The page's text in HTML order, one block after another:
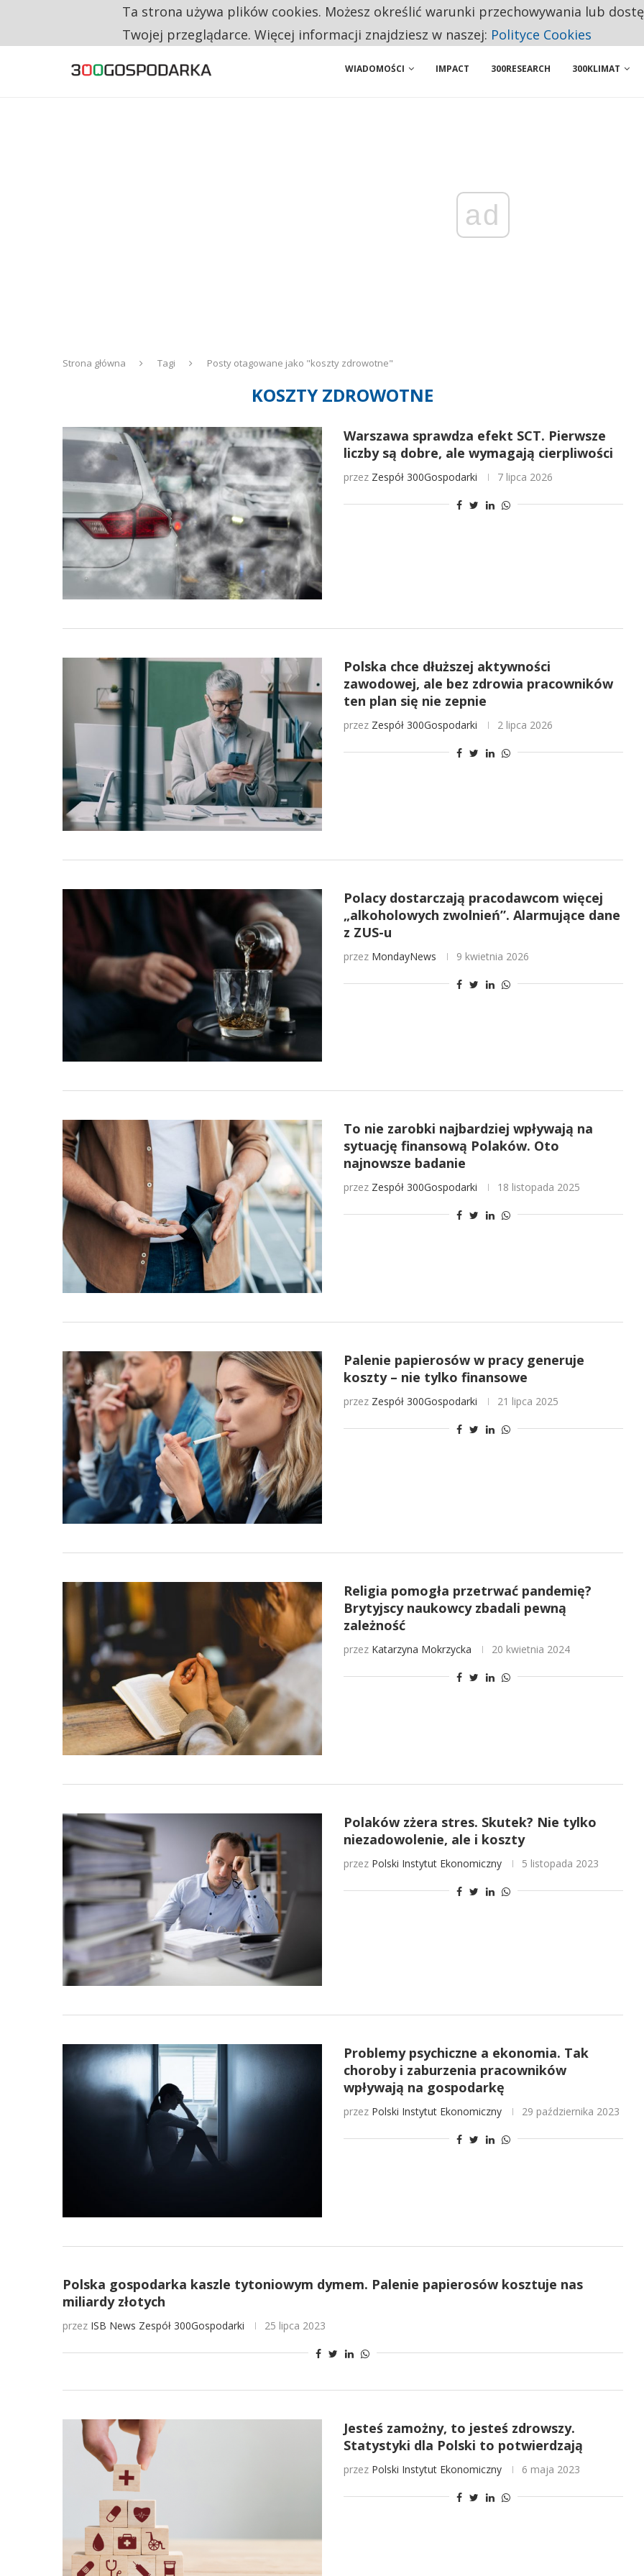
TRZECH NA CZTERECH PONOWNIE ZAŁOŻYŁOBY WŁASNĄ FIRMĘ. INNYM JUŻ TAK ŁATWO JEJ NIE POLECAJĄ
RESTRYKCJE CHIN UDERZAJĄ W EUROPEJSKI PRZEMYSŁ. NA LIŚCIE SĄ DWA PODMIOTY Z POLSKI
WIADOMOŚCI
IMPACT 300RESEARCH 300KLIMAT
ad
Strona główna Tagi Posty otagowane jako "koszty zdrowotne"
KOSZTY ZDROWOTNE
Warszawa sprawdza efekt SCT. Pierwsze
liczby są dobre, ale wymagają cierpliwości
przez Zespół 300Gospodarki 7 lipca 2026
Polska chce dłuższej aktywności
zawodowej, ale bez zdrowia pracowników
ten plan się nie zepnie
przez Zespół 300Gospodarki 2 lipca 2026
Polacy dostarczają pracodawcom więcej
„alkoholowych zwolnień”. Alarmujące dane
z ZUS-u
przez MondayNews 9 kwietnia 2026
To nie zarobki najbardziej wpływają na
sytuację finansową Polaków. Oto
najnowsze badanie
przez Zespół 300Gospodarki 18 listopada 2025
Palenie papierosów w pracy generuje
koszty – nie tylko finansowe
przez Zespół 300Gospodarki 21 lipca 2025
Religia pomogła przetrwać pandemię?
Brytyjscy naukowcy zbadali pewną
zależność
przez Katarzyna Mokrzycka 20 kwietnia 2024
Polaków zżera stres. Skutek? Nie tylko
niezadowolenie, ale i koszty
przez Polski Instytut Ekonomiczny 5 listopada 2023
Problemy psychiczne a ekonomia. Tak
choroby i zaburzenia pracowników
wpływają na gospodarkę
przez Polski Instytut Ekonomiczny 29 października 2023
Polska gospodarka kaszle tytoniowym dymem. Palenie papierosów kosztuje nas
miliardy złotych
przez ISB News Zespół 300Gospodarki 25 lipca 2023
Jesteś zamożny, to jesteś zdrowszy.
Statystyki dla Polski to potwierdzają
przez Polski Instytut Ekonomiczny 6 maja 2023
Ta strona używa plików cookies. Możesz określić warunki przechowywania lub
Twojej przeglądarce. Więcej informacji znajdziesz w naszej: Polityce Cookies